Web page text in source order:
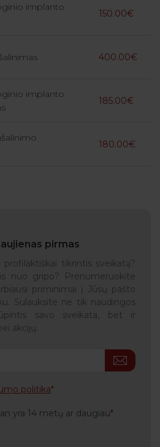
implanto
150.00€
400.00€
implanto
185.00€
180.00€
pirmas
tikrintis sveikatą?
nuo gripo? Prenumeruokite
priminimai į Jūsų pašto
Sulauksite ne tik naudingos
savo sveikata, bet ir
akcijų.
politika
yra 14 metų ar daugiau